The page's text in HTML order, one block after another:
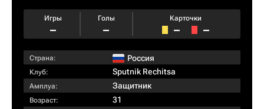
Игры
–
Голы
–
Карточки
– –
Страна: Россия
Клуб: Sputnik Rechitsa
Амплуа: Защитник
Возраст: 31